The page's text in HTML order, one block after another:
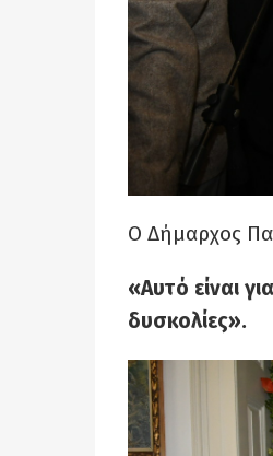
Ο Δήμαρχος
«Αυτό είναι
δυσκολίες».